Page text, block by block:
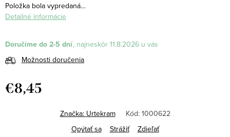
Položka bola vypredaná…
Detailné informácie
Doručíme do 2-5 dní
11.8.2026
Možnosti doručenia
€8,45
Značka: Urtekram Kód: 1000622
Opýtať sa
Strážiť Zdieľať